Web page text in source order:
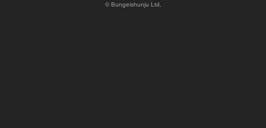
© Bungeishunju Ltd.